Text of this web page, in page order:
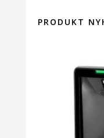
PRODUKT